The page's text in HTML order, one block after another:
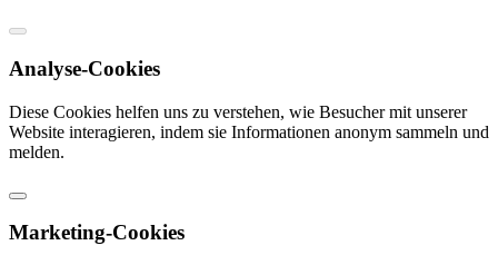
Analyse-Cookies
Diese Cookies helfen uns zu verstehen, wie Besucher mit unserer
Website interagieren, indem sie Informationen anonym sammeln und
melden.
Marketing-Cookies